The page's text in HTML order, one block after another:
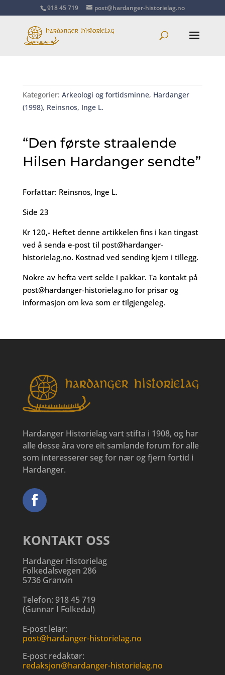
918 45 719 post@hardanger-historielag.no
Kategorier: Arkeologi og fortidsminne, Hardanger
(1998), Reinsnos, Inge L.
“Den første straalende
Hilsen Hardanger sendte”
Forfattar: Reinsnos, Inge L.
Side 23
Kr 120,- Heftet denne artikkelen fins i kan tingast
ved å senda e-post til post@hardanger-
historielag.no. Kostnad ved sending kjem i tillegg.
Nokre av hefta vert selde i pakkar. Ta kontakt på
post@hardanger-historielag.nofor prisar og
informasjon om kva som er tilgjengeleg.
Hardanger Historielag vart stifta i 1908, og har
alle desse åra vore eit samlande forum for alle
som interesserer seg for nær og fjern fortid i
Hardanger.
KONTAKT OSS
Hardanger Historielag
Folkedalsvegen 286
5736 Granvin
Telefon: 918 45 719
(Gunnar I Folkedal)
E-post leiar:
post@hardanger-historielag.no
E-post redaktør:
redaksjon@hardanger-historielag.no